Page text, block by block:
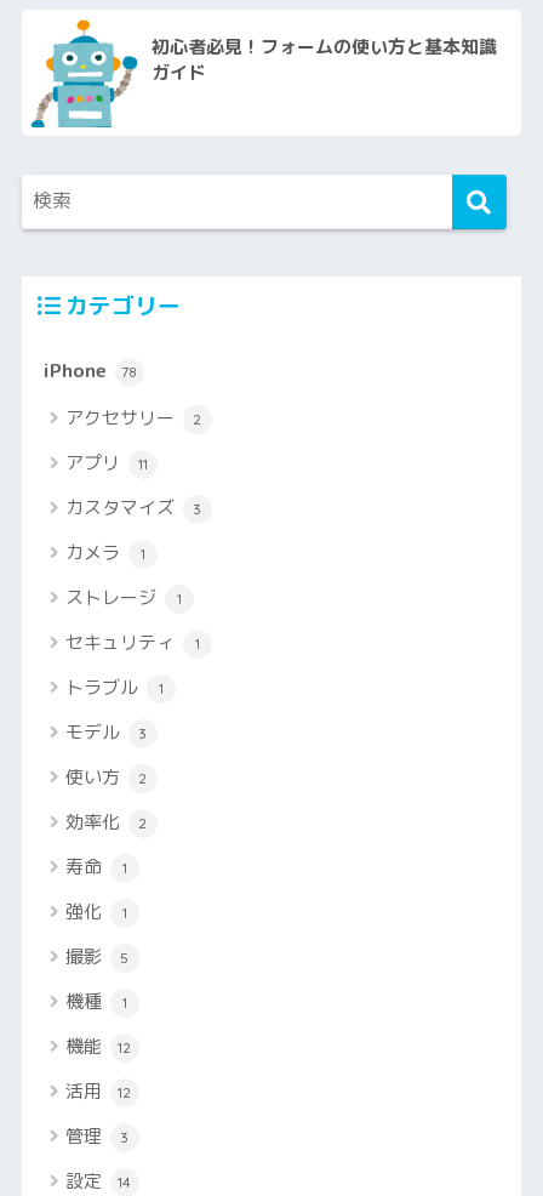
初心者必見！フォームの使い方と基本知識
ガイド
カテゴリー
iPhone 78
アクセサリー 2
アプリ 11
カスタマイズ 3
カメラ 1
ストレージ 1
セキュリティ 1
トラブル 1
モデル 3
使い方 2
効率化 2
寿命 1
強化 1
撮影 5
機種 1
機能 12
活用 12
管理 3
設定 14